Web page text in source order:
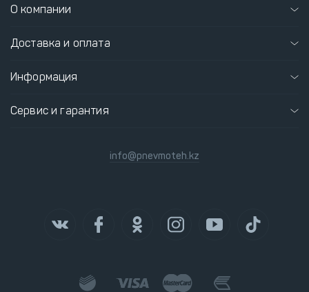
О компании
Доставка и оплата
Информация
Сервис и гарантия
info@pnevmoteh.kz